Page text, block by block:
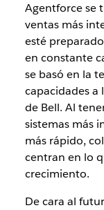
Agentforce se
ventas más
esté
en constante
se basó en la
capacidades a
de Bell. Al
sistemas más
más rápido,
centran en lo
crecimiento.
De cara al